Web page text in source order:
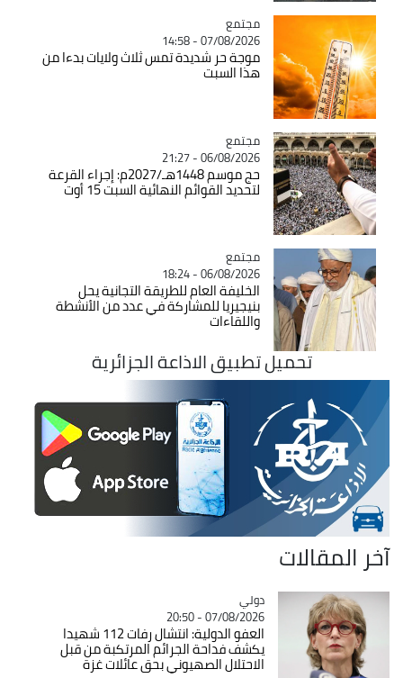
Catégorie
مجتمع
07/08/2026 - 14:58
موجة حر شديدة تمس ثلاث ولايات بدءا من
هذا السبت
Catégorie
مجتمع
06/08/2026 - 21:27
حج موسم 1448هـ/2027م: إجراء القرعة
لتحديد القوائم النهائية السبت 15 أوت
Catégorie
مجتمع
06/08/2026 - 18:24
الخليفة العام للطريقة التجانية يحل
بنيجيريا للمشاركة في عدد من الأنشطة
واللقاءات
تحميل تطبيق الاذاعة الجزائرية
آخر المقالات
Catégorie
دولي
07/08/2026 - 20:50
العفو الدولية: انتشال رفات 112 شهيدا
يكشف فداحة الجرائم المرتكبة من قبل
الاحتلال الصهيوني بحق عائلات غزة